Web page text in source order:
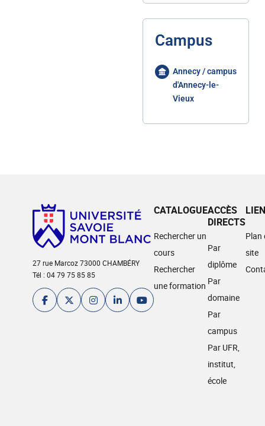
Campus
Annecy / campus
d'Annecy-le-
Vieux
27 rue Marcoz 73000 CHAMBÉRY
Tél : 04 79 75 85 85
CATALOGUE
Rechercher un
cours
Rechercher
une formation
ACCÈS
DIRECTS
Par
diplôme
Par
domaine
Par
campus
Par UFR,
institut,
école
Plan
site